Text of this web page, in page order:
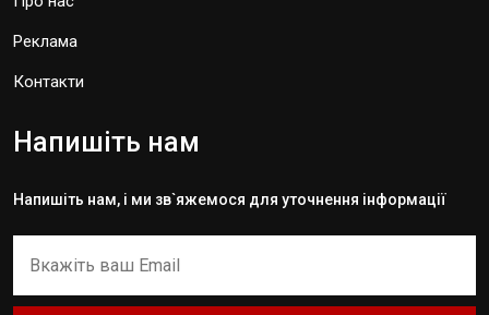
Реклама
Контакти
Напишіть нам
Напишіть нам, і ми зв`яжемося для уточнення інформації